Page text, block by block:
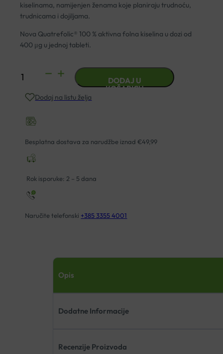
kiselinama, namijenjen ženama koje planiraju trudnoću,
trudnicama i dojiljama.
Nova Quatrefolic® 100 % aktivna folna kiselina u dozi od
400 μg u jednoj tableti.
PREMAMA
QUATREFOLIC
KAPSULE
količina
DODAJ U
KOŠARICU
Dodaj na listu želja
Besplatna dostava za narudžbe iznad €49,99
Rok isporuke: 2 – 5 dana
Naručite telefonski +385 3355 4001
Opis
Dodatne Informacije
Recenzije Proizvoda